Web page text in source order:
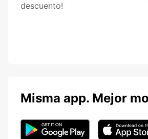
descuento!
Misma app. Mejor